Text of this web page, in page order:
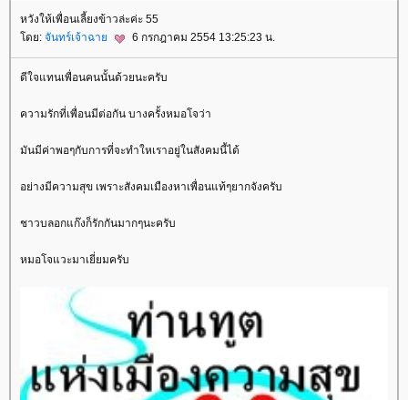
หวังให้เพื่อนเลี้ยงข้าวล่ะค่ะ 55
ดย: จันทร์เจ้าฉา 6 กรกฎาคม 2554 13:25:23 น.
ดีใจแทนเพื่อนคนนั้นด้วยนะครับ
ความรักที่เพื่อนมีต่อกัน บางครั้งหมอโจว่า
มันมีค่าพอๆกับการที่จะทำใหเราอยู่ในสังคมนี้ได้
อย่างมีความสุข เพราะสังคมเมืองหาเพื่อนแท้ๆยากจังครับ
ชาวบลอกแก๊งก็รักกันมากๆนะครับ
หมอโจแวะมาเยี่ยมครับ